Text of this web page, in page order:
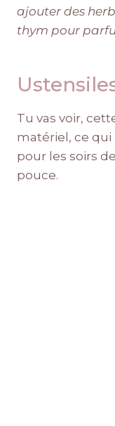
ajouter des
thym pour
Tu vas voir,
matériel, ce
pour les soirs
pouce.